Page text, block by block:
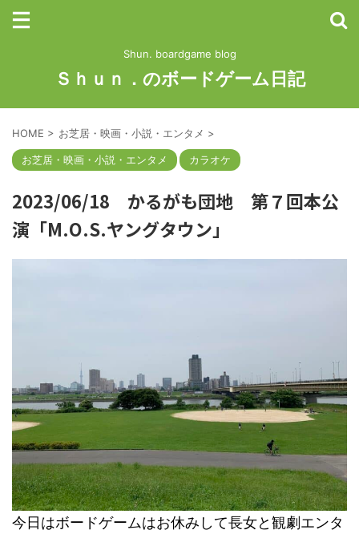
Shun. boardgame blog
Ｓｈｕｎ．のボードゲーム日記
HOME > お芝居・映画・小説・エンタメ >
お芝居・映画・小説・エンタメ カラオケ
2023/06/18 かるがも団地 第７回本公
演「M.O.S.ヤングタウン」
今日はボードゲームはお休みして長女と観劇エンタ